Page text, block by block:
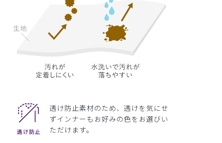
透け防止素材のため、透けを気にせ
ずインナーもお好みの色をお選びい
ただけます。